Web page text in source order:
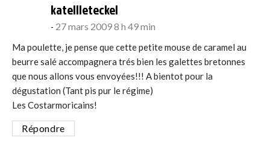
katellleteckel
27 mars 2009 8 h 49 min
Ma poulette, je pense que cette petite mouse de caramel au
beurre salé accompagnera trés bien les galettes bretonnes
que nous allons vous envoyées!!! A bientot pour la
dégustation (Tant pis pur le régime)
Les Costarmoricains!
Répondre